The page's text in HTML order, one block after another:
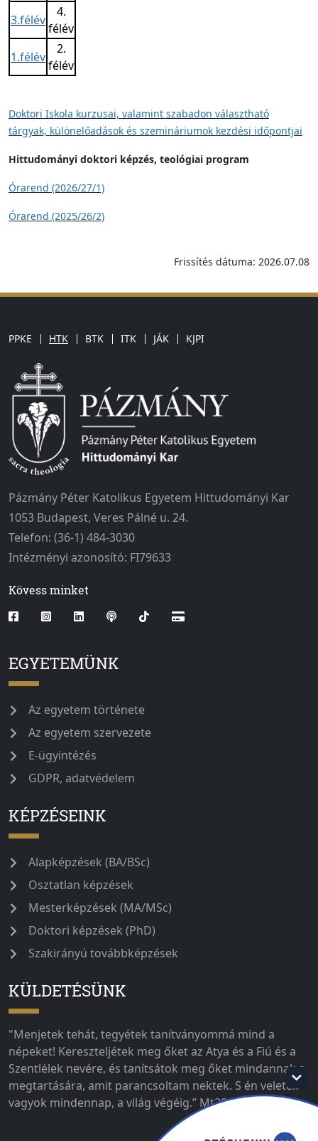
3.félév
4.
félév
1.félév
2.
félév
Doktori Iskola kurzusai, valamint szabadon választható
tárgyak, különelőadások és szemináriumok kezdési időpontjai
Hittudományi doktori képzés, teológiai program
Órarend (2026/27/1)
Órarend (2025/26/2)
Frissítés dátuma: 2026.07.08
PPKE HTK BTK ITK JÁK KJPI
Pázmány Péter Katolikus Egyetem Hittudományi Kar
1053 Budapest, Veres Pálné u. 24.
Telefon: (36-1) 484-3030
Intézményi azonosító: FI79633
Kövess minket
EGYETEMÜNK
Az egyetem története
Az egyetem szervezete
E-ügyintézés
GDPR, adatvédelem
KÉPZÉSEINK
Alapképzések (BA/BSc)
Osztatlan képzések
Mesterképzések (MA/MSc)
Doktori képzések (PhD)
Szakirányú továbbképzések
KÜLDETÉSÜNK
"Menjetek tehát, tegyétek tanítványommá mind a
népeket! Kereszteljétek meg őket az Atya és a Fiú és a
Szentlélek nevére, és tanítsátok meg őket mindannak a
megtartására, amit parancsoltam nektek. S én veletek
vagyok mindennap, a világ végéig.” Mt28,19-20